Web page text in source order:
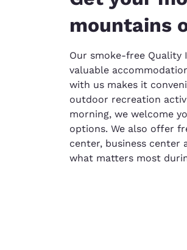
mountains
Our smoke-free Quality
valuable
with us makes it
outdoor recreation
morning, we welcome
options. We also offer
center, business center
what matters most